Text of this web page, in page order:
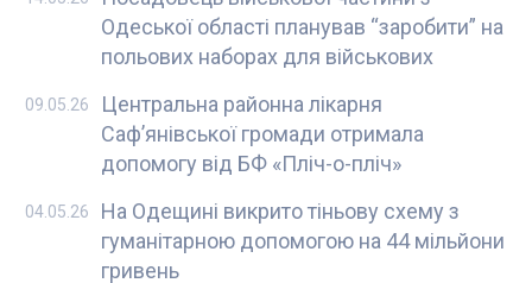
Одеської області планував “заробити” на
польових наборах для військових
Центральна районна лікарня
Саф’янівської громади отримала
допомогу від БФ «Пліч-о-пліч»
09.05.26
На Одещині викрито тіньову схему з
гуманітарною допомогою на 44 мільйони
гривень
04.05.26